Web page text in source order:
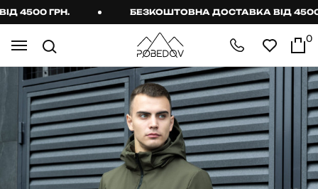
ГРН. БЕЗКОШТОВНА ДОСТАВКА ВІД 4500
0